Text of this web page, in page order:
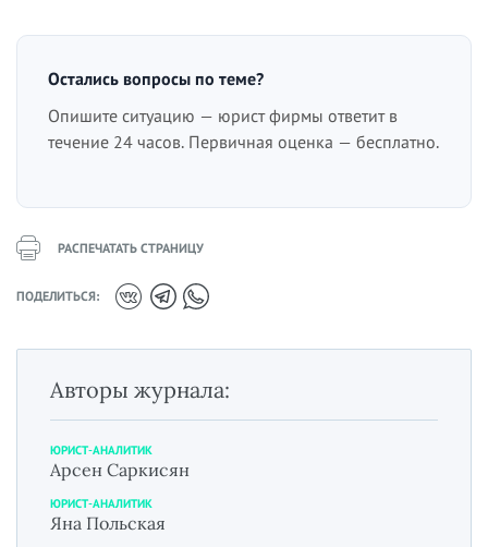
Остались вопросы по теме?
Опишите ситуацию — юрист фирмы ответит в
течение 24 часов. Первичная оценка — бесплатно.
РАСПЕЧАТАТЬ СТРАНИЦУ
ПОДЕЛИТЬСЯ:
Авторы журнала:
ЮРИСТ-АНАЛИТИК
Арсен Саркисян
ЮРИСТ-АНАЛИТИК
Яна Польская